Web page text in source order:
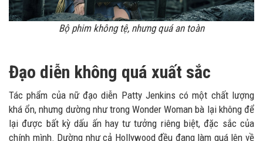
Bộ phim không tệ, nhưng quá an toàn
Đạo diễn không quá xuất sắc
Tác phẩm của nữ đạo diễn Patty Jenkins có một chất lượng
khá ổn, nhưng dường như trong Wonder Woman bà lại không để
lại được bất kỳ dấu ấn hay tư tưởng riêng biệt, đặc sắc của
chính mình. Dường như cả Hollywood đều đang làm quá lên về